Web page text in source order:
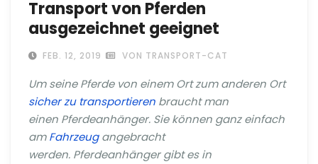
Transport von Pferden
ausgezeichnet geeignet
FEB. 12, 2019 VON TRANSPORT-CAT
Um seine Pferde von einem Ort zum anderen Ort
sicher zu transportieren braucht man
einen Pferdeanhänger. Sie können ganz einfach
amFahrzeugangebracht
werden. Pferdeanhänger gibt es in